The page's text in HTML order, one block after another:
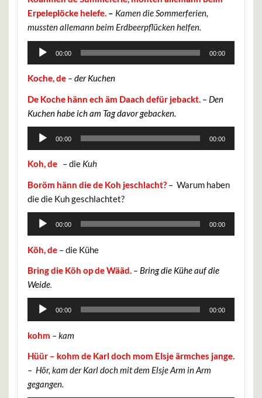
Erpeleplöcke helefe.– Kamen die Sommerferien,
mussten allemann beim Erdbeerpflücken helfen.
Audio-
00:00 00:00
Koche, de – der Kuchen
De Koche hänn ech äm Daach defür jebackt. – Den
Kuchen habe ich am Tag davor gebacken.
Audio-
00:00 00:00
Koh, de – die Kuh
Boröm hänn die de Koh jeschlacht? – Warum haben
die die Kuh geschlachtet?
Audio-
00:00 00:00
Köh, de – die Kühe
Bring die Köh op de Wääd. – Bring die Kühe auf die
Weide.
Audio-
00:00 00:00
kohm –kam
Hüür – kohm de Karl doch mom Elsje ärmches jange.
– Hör, kam der Karl doch mit dem Elsje Arm in Arm
gegangen.